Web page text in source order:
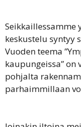
Seikkaillessamme
keskustelu syntyy
Vuoden teema
kaupungeissa” on
pohjalta
parhaimmillaan